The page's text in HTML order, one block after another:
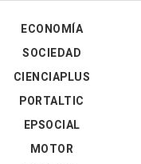
ECONOMÍA
SOCIEDAD
CIENCIAPLUS
PORTALTIC
EPSOCIAL
MOTOR